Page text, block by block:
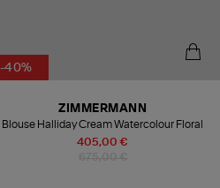
-40%
405,00 €
ZIMMERMANN
Blouse Halliday Cream Watercolour Floral